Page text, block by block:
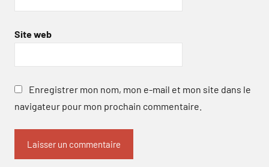
Site web
Enregistrer mon nom, mon e-mail et mon site dans le
navigateur pour mon prochain commentaire.